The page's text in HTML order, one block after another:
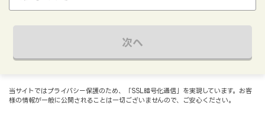
次へ
当サイトではプライバシー保護のため、「SSL暗号化通信」を実現しています。お客
様の情報が一般に公開されることは一切ございませんので、ご安心ください。